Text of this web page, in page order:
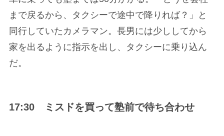
まで戻るから、タクシーで途中で降りれば？」と
同行していたカメラマン。長男には少ししてから
家を出るように指示を出し、タクシーに乗り込ん
だ。
17:30 ミスドを買って塾前で待ち合わせ